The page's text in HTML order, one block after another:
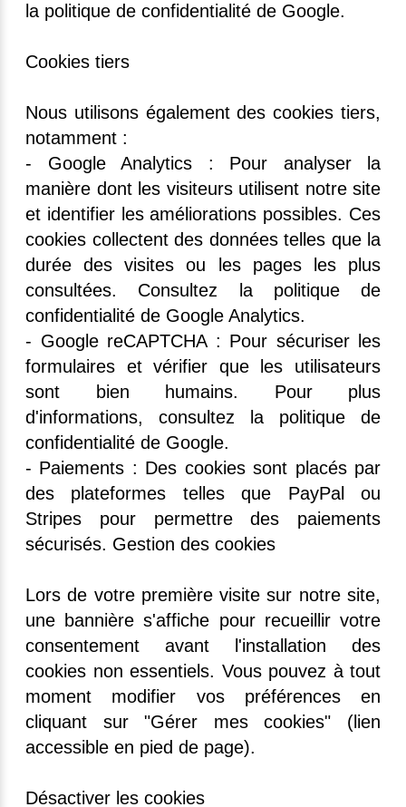
la politique de confidentialité de Google.
Cookies tiers
Nous utilisons également des cookies tiers,
notamment :
- Google Analytics : Pour analyser la
manière dont les visiteurs utilisent notre site
et identifier les améliorations possibles. Ces
cookies collectent des données telles que la
durée des visites ou les pages les plus
consultées. Consultez la politique de
confidentialité de Google Analytics.
- Google reCAPTCHA : Pour sécuriser les
formulaires et vérifier que les utilisateurs
sont bien humains. Pour plus
d'informations, consultez la politique de
confidentialité de Google.
- Paiements : Des cookies sont placés par
des plateformes telles que PayPal ou
Stripes pour permettre des paiements
sécurisés. Gestion des cookies
Lors de votre première visite sur notre site,
une bannière s'affiche pour recueillir votre
consentement avant l'installation des
cookies non essentiels. Vous pouvez à tout
moment modifier vos préférences en
cliquant sur "Gérer mes cookies" (lien
accessible en pied de page).
Désactiver les cookies